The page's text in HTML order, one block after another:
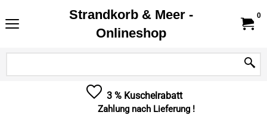
Strandkorb & Meer -
Onlineshop
0
3 % Kuschelrabatt
Zahlung nach Lieferung !